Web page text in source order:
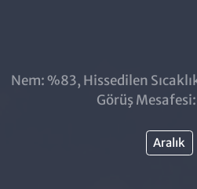
Nem: %83, Hissedilen
Görüş
Aralık